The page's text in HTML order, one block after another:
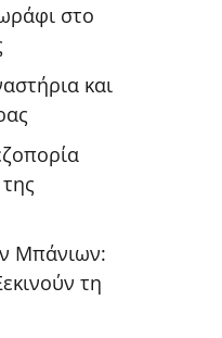
στο
και
Μπάνιων:
τη